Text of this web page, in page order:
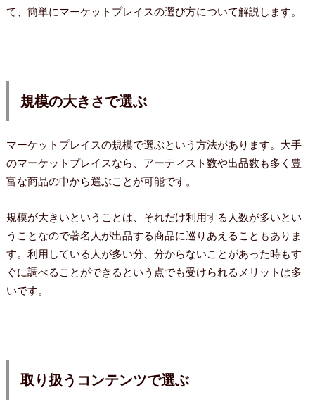
て、簡単にマーケットプレイスの選び方について解説します。
規模の大きさで選ぶ
マーケットプレイスの規模で選ぶという方法があります。大手
のマーケットプレイスなら、アーティスト数や出品数も多く豊
富な商品の中から選ぶことが可能です。
規模が大きいということは、それだけ利用する人数が多いとい
うことなので著名人が出品する商品に巡りあえることもありま
す。利用している人が多い分、分からないことがあった時もす
ぐに調べることができるという点でも受けられるメリットは多
いです。
取り扱うコンテンツで選ぶ